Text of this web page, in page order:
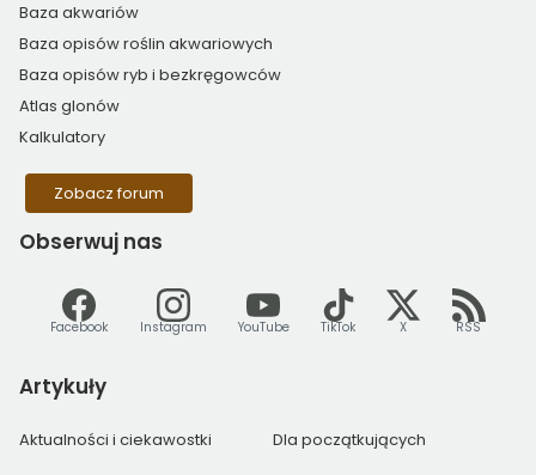
Baza akwariów
Baza opisów roślin akwariowych
Baza opisów ryb i bezkręgowców
Atlas glonów
Kalkulatory
Zobacz forum
Obserwuj nas
Facebook Instagram YouTube TikTok X RSS
Artykuły
Aktualności i ciekawostki Dla początkujących